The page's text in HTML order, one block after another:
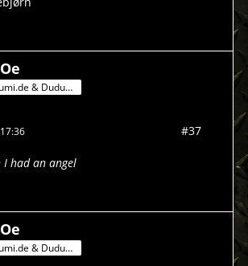
metal.qiumi.de & Dududu-Mann
#37
I had an angel
metal.qiumi.de & Dududu-Mann